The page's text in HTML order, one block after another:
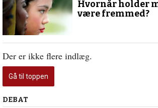
2017
Hvornår holder
være fremmed?
Der er ikke flere indlæg.
Gå til toppen
Debat
DEBAT